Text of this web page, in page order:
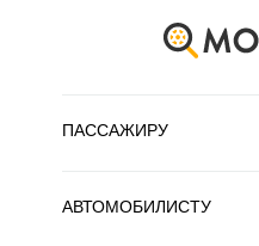
ПАССАЖИРУ
АВТОМОБИЛИСТУ